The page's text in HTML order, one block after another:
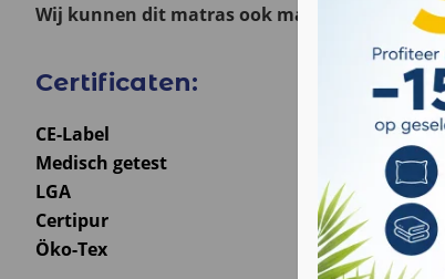
Wij kunnen dit matras ook maken voor in uw
Certificaten:
CE-Label
Medisch getest
LGA
Certipur
Öko-Tex